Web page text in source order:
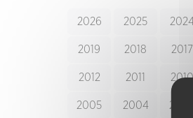
2026 2025
2019 2018 2017
2012 2011 2010
2005 2004 2003